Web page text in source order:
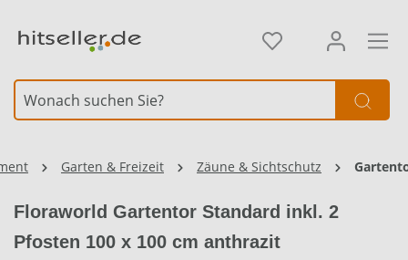
Garten & Freizeit Zäune & Sichtschutz
Floraworld Gartentor Standard inkl. 2
Pfosten 100 x 100 cm anthrazit